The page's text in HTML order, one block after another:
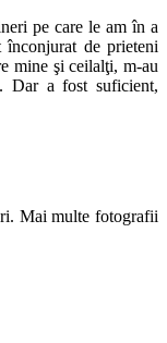
pe care le am în a
de prieteni
mine şi ceilalţi, m-au
Dar a fost suficient,
Mai multe fotografii